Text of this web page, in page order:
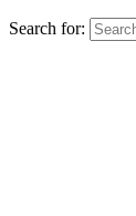
Search for: